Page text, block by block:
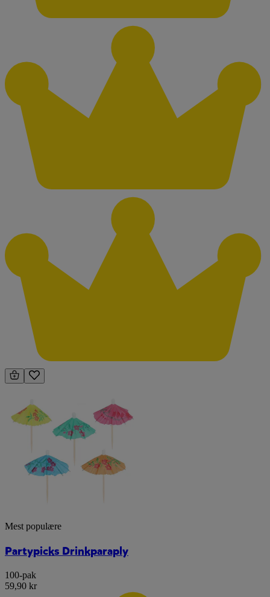
Mest populære
Partypicks Drinkparaply
100-pak
59,90 kr